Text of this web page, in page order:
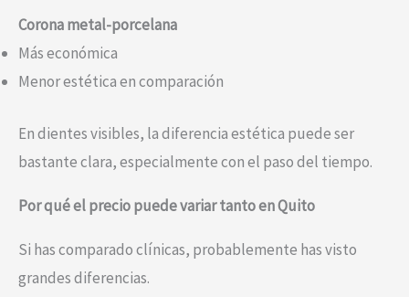
Corona metal-porcelana
Más económica
Menor estética en comparación
En dientes visibles, la diferencia estética puede ser
bastante clara, especialmente con el paso del tiempo.
Por qué el precio puede variar tanto en Quito
Si has comparado clínicas, probablemente has visto
grandes diferencias.